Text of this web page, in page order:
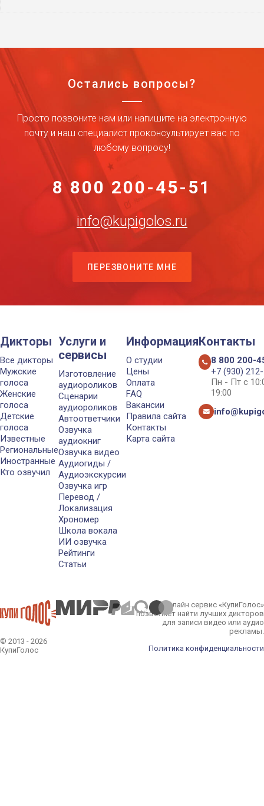
Остались вопросы?
Просто позвоните нам или напишите на электронную
почту и наш специалист проконсультирует вас по
любому вопросу!
8 800 200-45-51
info@kupigolos.ru
ПЕРЕЗВОНИТЕ МНЕ
Дикторы
Все дикторы
Мужские
голоса
Женские
голоса
Детские
голоса
Известные
Региональные
Иностранные
Кто озвучил
Услуги и
сервисы
Изготовление
аудиороликов
Сценарии
аудиороликов
Автоответчики
Озвучка
аудиокниг
Озвучка видео
Аудиогиды /
Аудиоэкскурсии
Озвучка игр
Перевод /
Локализация
Хрономер
Школа вокала
ИИ озвучка
Рейтинги
Статьи
Информация
О студии
Цены
Оплата
FAQ
Вакансии
Правила сайта
Контакты
Карта сайта
Контакты
8 800 200-
+7 (930)
Пн - Пт с
19:00
© 2013 - 2026
КупиГолос
Онлайн сервис «КупиГолос»
позволяет найти лучших дикторов
для записи видео или аудио
рекламы.
Политика конфиденциальности